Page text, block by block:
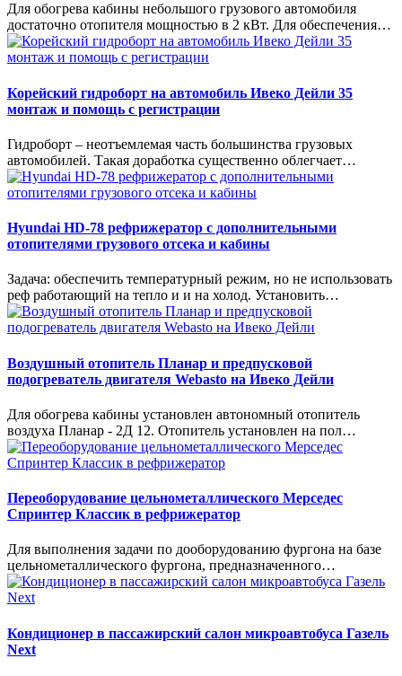
Для обогрева кабины небольшого грузового автомобиля
достаточно отопителя мощностью в 2 кВт. Для обеспечения…
Корейский гидроборт на автомобиль Ивеко Дейли 35
монтаж и помощь с регистрации
Гидроборт – неотъемлемая часть большинства грузовых
автомобилей. Такая доработка существенно облегчает…
Hyundai HD-78 рефрижератор с дополнительными
отопителями грузового отсека и кабины
Задача: обеспечить температурный режим, но не использовать
реф работающий на тепло и и на холод. Установить…
Воздушный отопитель Планар и предпусковой
подогреватель двигателя Webasto на Ивеко Дейли
Для обогрева кабины установлен автономный отопитель
воздуха Планар - 2Д 12. Отопитель установлен на пол…
Переоборудование цельнометаллического Мерседес
Спринтер Классик в рефрижератор
Для выполнения задачи по дооборудованию фургона на базе
цельнометаллического фургона, предназначенного…
Кондиционер в пассажирский салон микроавтобуса Газель
Next